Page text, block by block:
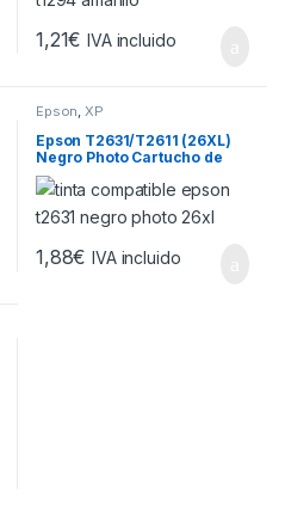
1,21€ IVA incluido
Epson,XP
Epson T2631/T2611 (26XL)
Negro Photo Cartucho de
Tinta Generico – Reemplaza
C13T26314012/C13T2611401
2
1,88€ IVA incluido